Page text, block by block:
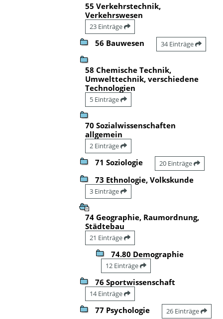
55 Verkehrstechnik,
Verkehrswesen
23 Einträge
56 Bauwesen 34 Einträge
58 Chemische Technik,
Umwelttechnik, verschiedene
Technologien
5 Einträge
70 Sozialwissenschaften
allgemein
2 Einträge
71 Soziologie 20 Einträge
73 Ethnologie, Volkskunde
3 Einträge
74 Geographie, Raumordnung,
Städtebau
21 Einträge
74.80 Demographie
12 Einträge
76 Sportwissenschaft
14 Einträge
77 Psychologie 26 Einträge